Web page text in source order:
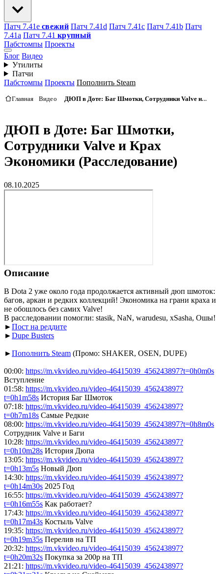
Патч 7.41e свежий Патч 7.41d Патч 7.41c Патч 7.41b Патч
7.41а Патч 7.41 крупный
Пабстомпы Проекты
Блог Видео
Утилиты
Патчи
Пабстомпы Проекты Пополнить Steam
Главная Видео ДЮП в Доте: Баг Шмотки, Сотрудники Valve и...
ДЮП в Доте: Баг Шмотки,
Сотрудники Valve и Крах
Экономики (Расследование)
08.10.2025
Описание
В Dota 2 уже около года продолжается активный дюп шмоток:
багов, аркан и редких коллекций! Экономика на грани краха и
не обошлось без самих Valve!
В расследовании помогли: stasik, NaN, warudesu, xSasha, Ошы!
►Пост на реддите
►Dupe Busters
►Пополнить Steam (Промо: SHAKER, OSEN, DUPE)
00:00: https://m.vkvideo.ru/video-46415039_456243897?t=0h0m0s
Вступление
01:58: https://m.vkvideo.ru/video-46415039_456243897?
t=0h1m58s История Баг Шмоток
07:18: https://m.vkvideo.ru/video-46415039_456243897?
t=0h7m18s Самые Редкие
08:00: https://m.vkvideo.ru/video-46415039_456243897?t=0h8m0s
Сотрудник Valve и Баги
10:28: https://m.vkvideo.ru/video-46415039_456243897?
t=0h10m28s История Дюпа
13:05: https://m.vkvideo.ru/video-46415039_456243897?
t=0h13m5s Новый Дюп
14:30: https://m.vkvideo.ru/video-46415039_456243897?
t=0h14m30s 2025 Год
16:55: https://m.vkvideo.ru/video-46415039_456243897?
t=0h16m55s Как работает?
17:43: https://m.vkvideo.ru/video-46415039_456243897?
t=0h17m43s Костыль Valve
19:35: https://m.vkvideo.ru/video-46415039_456243897?
t=0h19m35s Перелив на ТП
20:32: https://m.vkvideo.ru/video-46415039_456243897?
t=0h20m32s Покупка за 200р на ТП
21:21: https://m.vkvideo.ru/video-46415039_456243897?